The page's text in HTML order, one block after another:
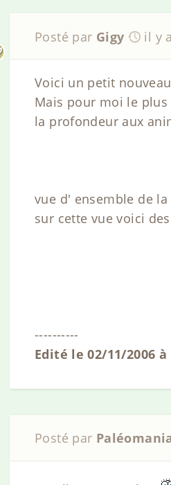
Posté par Gigy il y
Voici un petit
Mais pour moi le
la profondeur aux
vue d' ensemble de
sur cette vue voici
----------
Edité le 02/11/2006 à
Posté par